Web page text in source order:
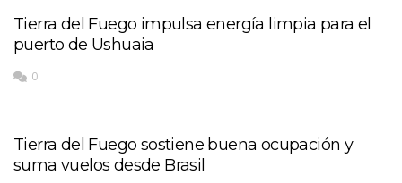
Tierra del Fuego impulsa energía limpia para el
puerto de Ushuaia
0
Tierra del Fuego sostiene buena ocupación y
suma vuelos desde Brasil